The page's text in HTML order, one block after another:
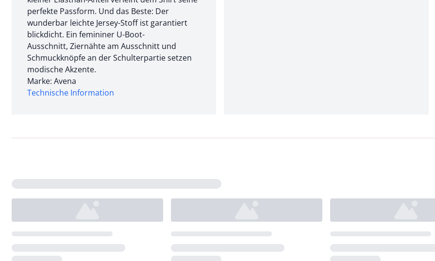
perfekte Passform. Und das Beste: Der
wunderbar leichte Jersey-Stoff ist garantiert
blickdicht. Ein femininer U-Boot-
Ausschnitt, Ziernähte am Ausschnitt und
Schmuckknöpfe an der Schulterpartie setzen
modische Akzente.
Marke: Avena
Technische Information